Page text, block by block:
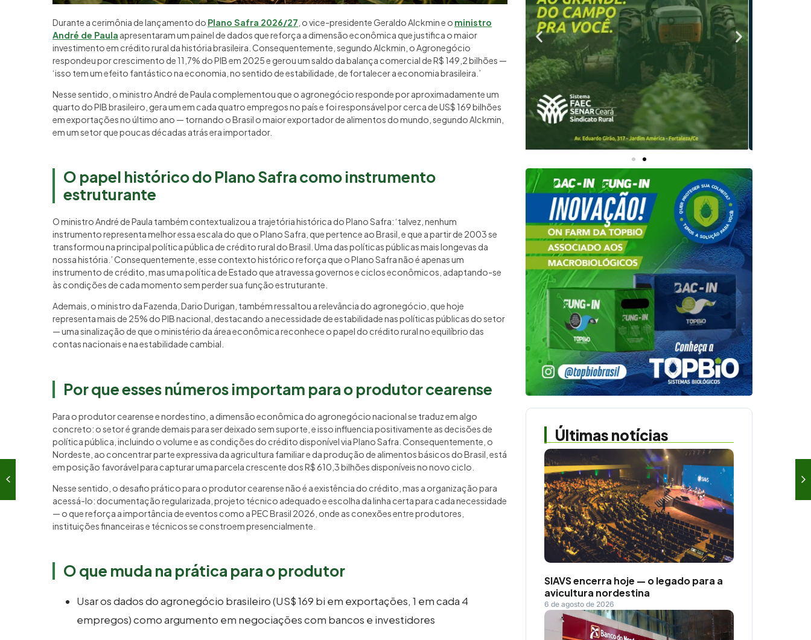
Durante a cerimônia de lançamento do Plano Safra 2026/27 , o vice-presidente Geraldo Alckmin e o ministro
André de Paula apresentaram um painel de dados que reforça a dimensão econômica que justifica o maior
investimento em crédito rural da história brasileira. Consequentemente, segundo Alckmin, o Agronegócio
respondeu por crescimento de 11,7% do PIB em 2025 e gerou um saldo da balança comercial de R$ 149,2 bilhões —
‘isso tem um efeito fantástico na economia, no sentido de estabilidade, de fortalecer a economia brasileira.’
Nesse sentido, o ministro André de Paula complementou que o agronegócio responde por aproximadamente um
quarto do PIB brasileiro, gera um em cada quatro empregos no país e foi responsável por cerca de US$ 169 bilhões
em exportações no último ano — tornando o Brasil o maior exportador de alimentos do mundo, segundo Alckmin,
em um setor que poucas décadas atrás era importador.
O papel histórico do Plano Safra como instrumento
estruturante
O ministro André de Paula também contextualizou a trajetória histórica do Plano Safra: ‘talvez, nenhum
instrumento representa melhor essa escala do que o Plano Safra, que pertence ao Brasil, e que a partir de 2003 se
transformou na principal política pública de crédito rural do Brasil. Uma das políticas públicas mais longevas da
nossa história.’ Consequentemente, esse contexto histórico reforça que o Plano Safra não é apenas um
instrumento de crédito, mas uma política de Estado que atravessa governos e ciclos econômicos, adaptando-se
às condições de cada momento sem perder sua função estruturante.
Ademais, o ministro da Fazenda, Dario Durigan, também ressaltou a relevância do agronegócio, que hoje
representa mais de 25% do PIB nacional, destacando a necessidade de estabilidade nas políticas públicas do setor
— uma sinalização de que o ministério da área econômica reconhece o papel do crédito rural no equilíbrio das
contas nacionais e na estabilidade cambial.
Por que esses números importam para o produtor cearense
Para o produtor cearense e nordestino, a dimensão econômica do agronegócio nacional se traduz em algo
concreto: o setor é grande demais para ser deixado sem suporte, e isso influencia positivamente as decisões de
política pública, incluindo o volume e as condições do crédito disponível via Plano Safra. Consequentemente, o
Nordeste, ao concentrar parte expressiva da agricultura familiar e da produção de alimentos básicos do Brasil, está
em posição favorável para capturar uma parcela crescente dos R$ 610,3 bilhões disponíveis no novo ciclo.
Nesse sentido, o desafio prático para o produtor cearense não é a existência do crédito, mas a organização para
acessá-lo: documentação regularizada, projeto técnico adequado e escolha da linha certa para cada necessidade
— o que reforça a importância de eventos como a PEC Brasil 2026, onde as conexões entre produtores,
instituições financeiras e técnicos se constroem presencialmente.
O que muda na prática para o produtor
Usar os dados do agronegócio brasileiro (US$ 169 bi em exportações, 1 em cada 4
empregos) como argumento em negociações com bancos e investidores
Últimas notícias
SIAVS encerra hoje — o legado para a
avicultura nordestina
6 de agosto de 2026